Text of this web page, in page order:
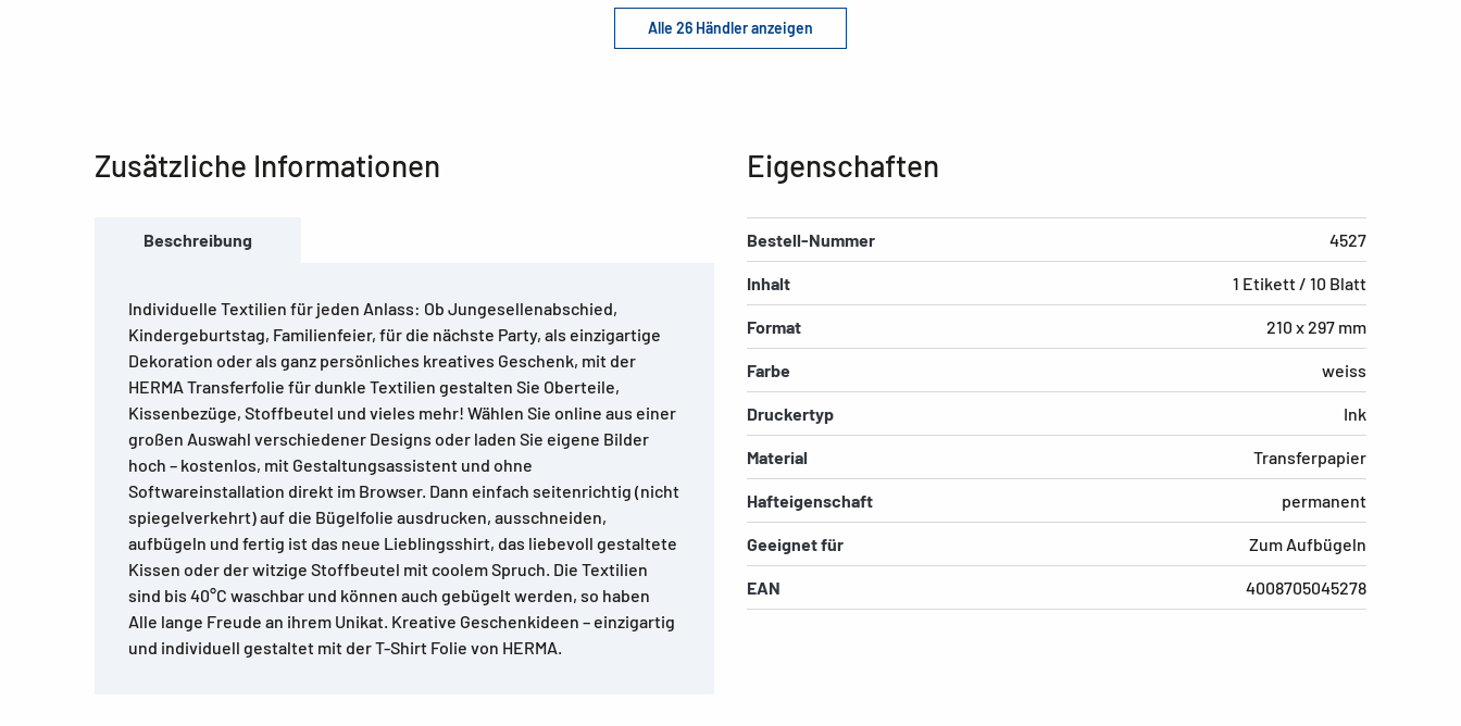
Alle 26 Händler anzeigen
Zusätzliche Informationen
Beschreibung
Individuelle Textilien für jeden Anlass: Ob Jungesellenabschied,
Kindergeburtstag, Familienfeier, für die nächste Party, als einzigartige
Dekoration oder als ganz persönliches kreatives Geschenk, mit der
HERMA Transferfolie für dunkle Textilien gestalten Sie Oberteile,
Kissenbezüge, Stoffbeutel und vieles mehr! Wählen Sie online aus einer
großen Auswahl verschiedener Designs oder laden Sie eigene Bilder
hoch – kostenlos, mit Gestaltungsassistent und ohne
Softwareinstallation direkt im Browser. Dann einfach seitenrichtig (nicht
spiegelverkehrt) auf die Bügelfolie ausdrucken, ausschneiden,
aufbügeln und fertig ist das neue Lieblingsshirt, das liebevoll gestaltete
Kissen oder der witzige Stoffbeutel mit coolem Spruch. Die Textilien
sind bis 40°C waschbar und können auch gebügelt werden, so haben
Alle lange Freude an ihrem Unikat. Kreative Geschenkideen – einzigartig
und individuell gestaltet mit der T-Shirt Folie von HERMA.
Eigenschaften
Bestell-Nummer 4527
Inhalt 1 Etikett / 10 Blatt
Format 210 x 297 mm
Farbe weiss
Druckertyp Ink
Material Transferpapier
Hafteigenschaft permanent
Geeignet für Zum Aufbügeln
EAN 4008705045278